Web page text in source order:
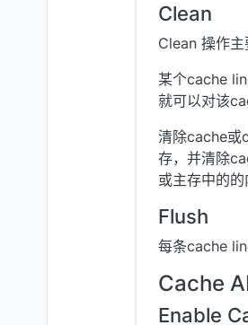
Clean
Clean 操作
某个cache
就可以对该
清除cache或
存，并清除
或主存中的
Flush
每条cache
Cache
Enable